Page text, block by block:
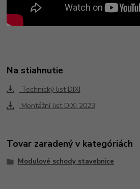
Na stiahnutie
Technický list DIXI
Montážní list DIXI 2023
Tovar zaradený v kategóriách
Modulové schody stavebnice